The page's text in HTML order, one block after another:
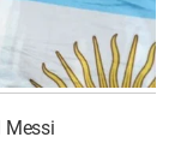
Messi